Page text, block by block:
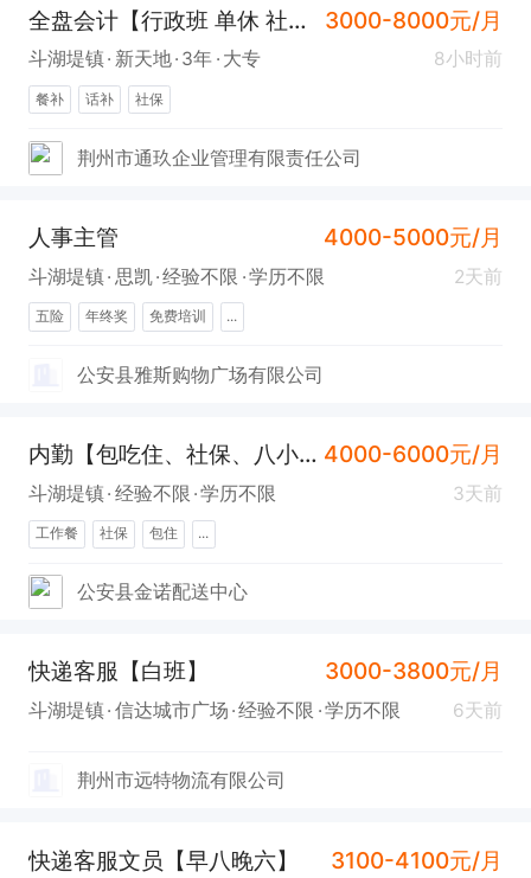
全盘会计【行政班 单休 社保】 3000-8000元/月
斗湖堤镇 新天地 3年 大专 8小时前
餐补 话补 社保
荆州市通玖企业管理有限责任公司
人事主管 4000-5000元/月
斗湖堤镇 思凯 经验不限 学历不限 2天前
五险 年终奖 免费培训 ...
公安县雅斯购物广场有限公司
内勤【包吃住、社保、八小时】 4000-6000元/月
斗湖堤镇 经验不限 学历不限 3天前
工作餐 社保 包住 ...
公安县金诺配送中心
快递客服【白班】 3000-3800元/月
斗湖堤镇 信达城市广场 经验不限 学历不限 6天前
荆州市远特物流有限公司
快递客服文员【早八晚六】 3100-4100元/月